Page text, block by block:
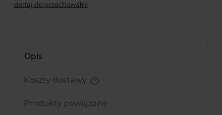
dodaj do przechowalni
Opis
Koszty dostawy
Produkty powiązane